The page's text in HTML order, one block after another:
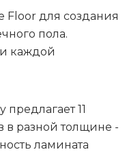
Floor для создания
пола.
каждой
предлагает 11
в разной толщине -
ламината